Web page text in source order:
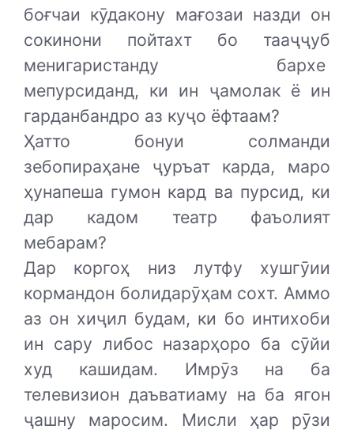
боғчаи кӯдакону мағозаи назди он
сокинони пойтахт бо тааҷҷуб
менигаристанду бархе
мепурсиданд, ки ин ҷамолак ё ин
гарданбандро аз куҷо ёфтаам?
Ҳатто бонуи солманди
зебопираҳане ҷуръат карда, маро
ҳунапеша гумон кард ва пурсид, ки
дар кадом театр фаъолият
мебарам?
Дар коргоҳ низ лутфу хушгӯии
кормандон болидарӯҳам сохт. Аммо
аз он хиҷил будам, ки бо интихоби
ин сару либос назарҳоро ба сӯйи
худ кашидам. Имрӯз на ба
телевизион даъватиаму на ба ягон
ҷашну маросим. Мисли ҳар рӯзи